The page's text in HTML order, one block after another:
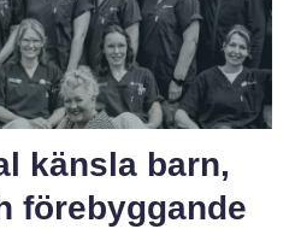
känsla barn,
förebyggande